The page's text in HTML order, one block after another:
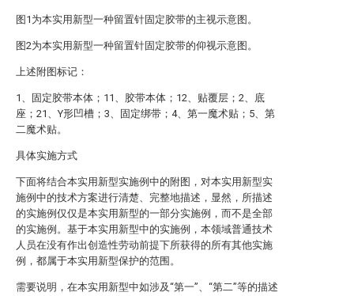
图1为本实用新型一种留置针固定胶带的主视示意图。
图2为本实用新型一种留置针固定胶带的仰视示意图。
上述附图标记：
1、固定胶带本体；11、胶带本体；12、贴覆层；2、底
座；21、Y形凹槽；3、固定绑带；4、第一魔术贴；5、第
二魔术贴。
具体实施方式
下面将结合本实用新型实施例中的附图，对本实用新型实
施例中的技术方案进行清楚、完整地描述，显然，所描述
的实施例仅仅是本实用新型的一部分实施例，而不是全部
的实施例。基于本实用新型中的实施例，本领域普通技术
人员在没有作出创造性劳动前提下所获得的所有其他实施
例，都属于本实用新型保护的范围。
需要说明，在本实用新型中如涉及“第一”、“第二”等的描述